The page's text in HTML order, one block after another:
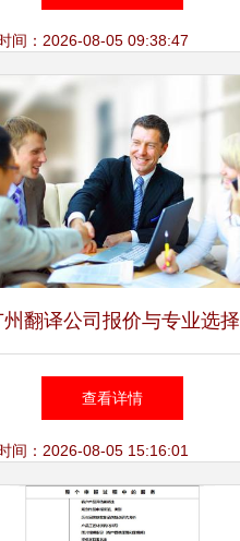
间：2026-08-05 09:38:47
州翻译公司报价与专业选择
指南
查看详情
间：2026-08-05 15:16:01